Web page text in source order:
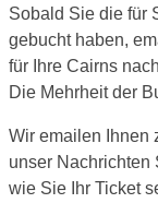
Sobald Sie die für
gebucht haben,
für Ihre Cairns
Die Mehrheit der
Wir emailen Ihnen
unser Nachrichten
wie Sie Ihr Ticket